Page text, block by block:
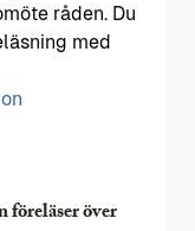
råden. Du
med
föreläser över